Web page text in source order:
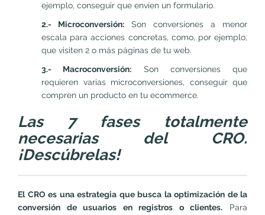
ejemplo, conseguir que envíen un formulario.
2.- Microconversión: Son conversiones a menor
escala para acciones concretas, como, por ejemplo,
que visiten 2 o más páginas de tu web.
3.- Macroconversión: Son conversiones que
requieren varias microconversiones, conseguir que
compren un producto en tu ecommerce.
Las 7 fases totalmente
necesarias del CRO.
¡Descúbrelas!
El CRO es una estrategia que busca la optimización de la
conversión de usuarios en registros o clientes. Para